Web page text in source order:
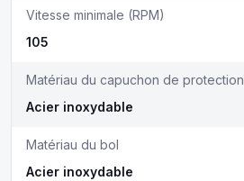
Vitesse minimale (RPM)
105
Matériau du capuchon de protection
Acier inoxydable
Matériau du bol
Acier inoxydable